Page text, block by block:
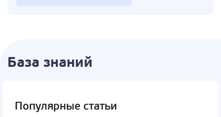
База знаний
Популярные статьи